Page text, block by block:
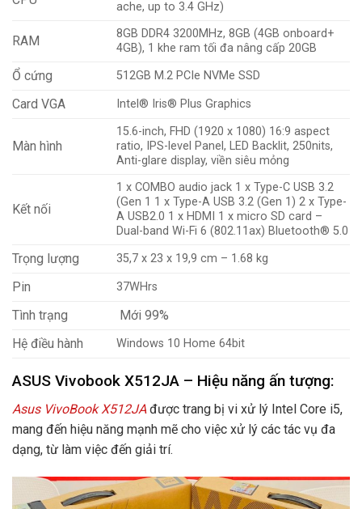
ache, up to 3.4 GHz)
RAM
8GB DDR4 3200MHz, 8GB (4GB onboard+
4GB), 1 khe ram tối đa nâng cấp 20GB
Ổ cứng 512GB M.2 PCIe NVMe SSD
Card VGA Intel® Iris® Plus Graphics
Màn hình
15.6-inch, FHD (1920 x 1080) 16:9 aspect
ratio, IPS-level Panel, LED Backlit, 250nits,
Anti-glare display, viền siêu mỏng
Kết nối
1 x COMBO audio jack 1 x Type-C USB 3.2
(Gen 1 1 x Type-A USB 3.2 (Gen 1) 2 x Type-
A USB2.0 1 x HDMI 1 x micro SD card –
Dual-band Wi-Fi 6 (802.11ax) Bluetooth® 5.0
Trọng lượng 35,7 x 23 x 19,9 cm – 1.68 kg
Pin 37WHrs
Tình trạng
Mới 99%
Hệ điều hành
Windows 10 Home 64bit
ASUS Vivobook X512JA – Hiệu năng ấn tượng:
Asus VivoBook X512JA được trang bị vi xử lý Intel Core i5,
mang đến hiệu năng mạnh mẽ cho việc xử lý các tác vụ đa
dạng, từ làm việc đến giải trí.